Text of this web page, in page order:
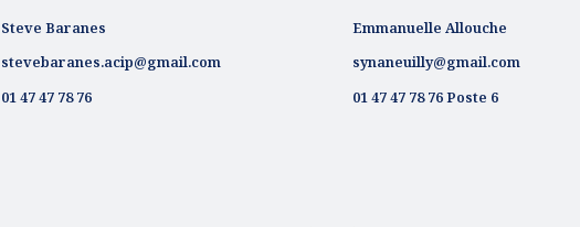
Steve Baranes
stevebaranes.acip@gmail.com
01 47 47 78 76
Emmanuelle Allouche
synaneuilly@gmail.com
01 47 47 78 76 Poste 6